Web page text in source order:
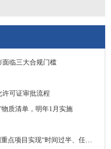
临三大合规门槛
许可证审批流程
质清单，明年1月实施
2529.1亿元！共建双城经济圈重点项目实现“时间过半、任务过半”